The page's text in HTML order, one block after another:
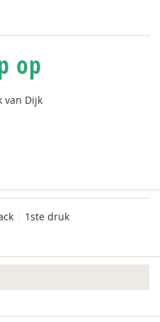
op
van Dijk
1ste druk